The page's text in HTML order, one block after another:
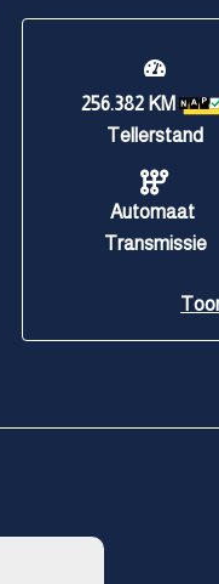
256.382 KM
Tellerstand
Automaat
Transmissie